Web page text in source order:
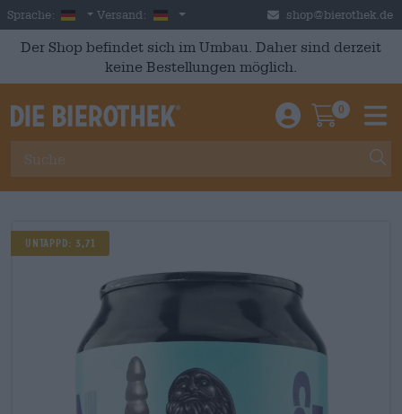
Skip to main content
Sprache: German
Versand: Deutschland shop@bierothek.de
Der Shop befindet sich im Umbau. Daher sind derzeit
keine Bestellungen möglich.
Einloggen /
0
Untappd: 3,71